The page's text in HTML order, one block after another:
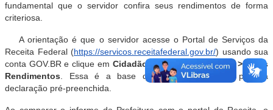
fundamental que o servidor confira seus rendimentos de forma
criteriosa.
A orientação é que o servidor acesse o Portal de Serviços da
Receita Federal (https://servicos.receitafederal.gov.br/) usando sua
conta GOV.BR e clique em Cidadão > Imposto de Renda > Meus
Rendimentos. Essa é a base que a Receita utiliza para a
declaração pré-preenchida.